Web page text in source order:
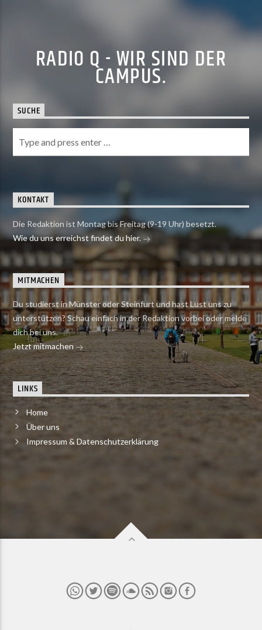
RADIO Q - WIR SIND DER
CAMPUS.
SUCHE
KONTAKT
Die Redaktion ist Montag bis Freitag (9-19 Uhr) besetzt.
Wie du uns erreichst findet du hier.
MITMACHEN
Du studierst in Münster oder Steinfurt und hast Lust uns zu
unterstützen? Schau einfach in der Redaktion vorbei oder melde
dich bei uns.
Jetzt mitmachen
LINKS
Home
Über uns
Impressum & Datenschutzerklärung